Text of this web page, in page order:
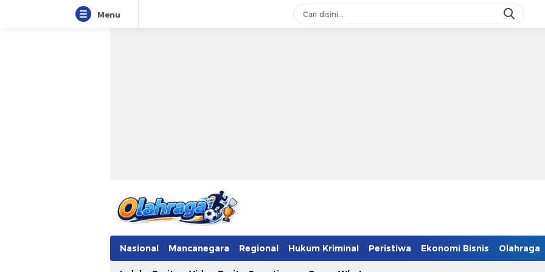
Menu
Nasional Mancanegara Regional Hukum Kriminal Peristiwa Ekonomi Bisnis Olahraga